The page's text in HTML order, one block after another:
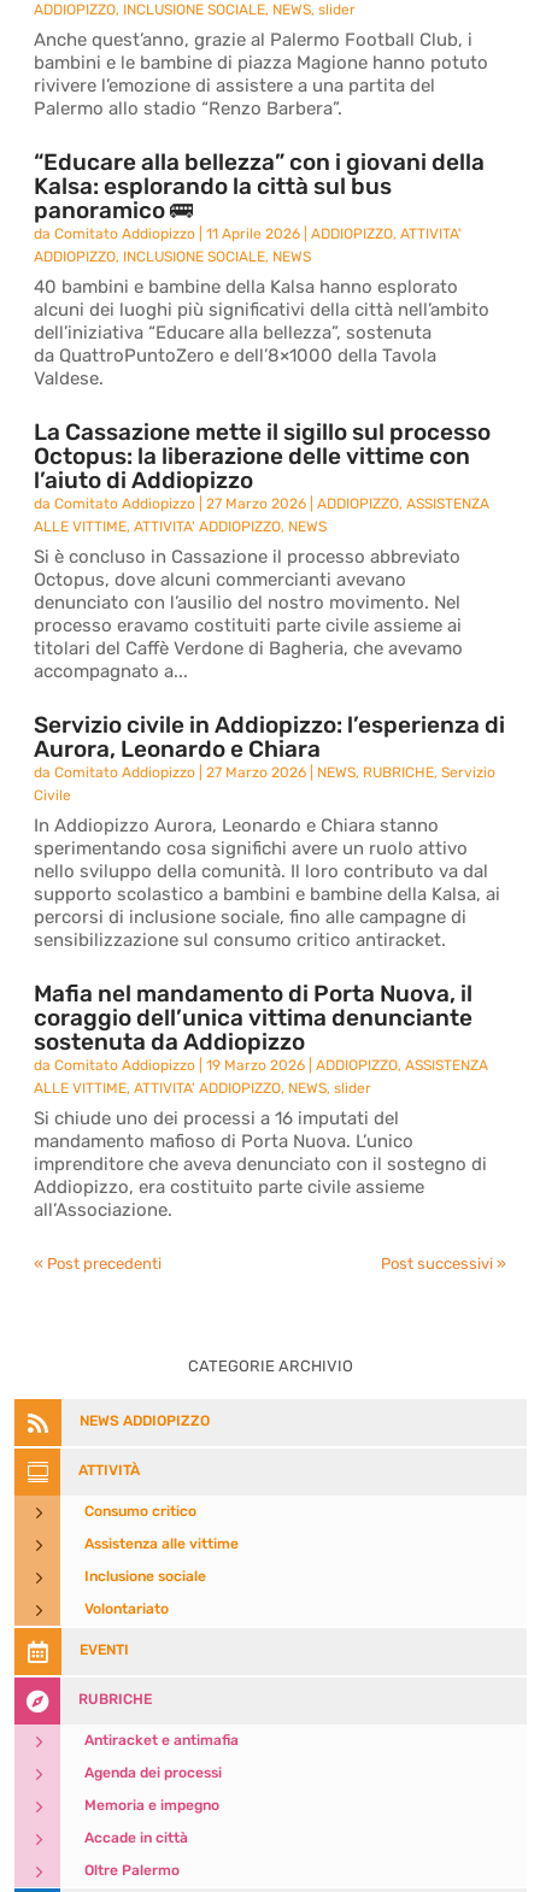
ADDIOPIZZO, INCLUSIONE SOCIALE, NEWS,slider
Anche quest’anno, grazie al Palermo Football Club, i
bambini e le bambine di piazza Magione hanno potuto
rivivere l’emozione di assistere a una partita del
Palermo allo stadio “Renzo Barbera”.
“Educare alla bellezza” con i giovani della
Kalsa: esplorando la città sul bus
panoramico 🚌
daComitato Addiopizzo |11 Aprile 2026 |ADDIOPIZZO,ATTIVITA'
ADDIOPIZZO, INCLUSIONE SOCIALE, NEWS
40 bambini e bambine della Kalsa hanno esplorato
alcuni dei luoghi più significativi della città nell’ambito
dell’iniziativa “Educare alla bellezza”, sostenuta
da QuattroPuntoZero e dell’8×1000 della Tavola
Valdese.
La Cassazione mette il sigillo sul processo
Octopus: la liberazione delle vittime con
l’aiuto di Addiopizzo
daComitato Addiopizzo |27 Marzo 2026 |ADDIOPIZZO,ASSISTENZA
ALLE VITTIME,ATTIVITA' ADDIOPIZZO, NEWS
Si è concluso in Cassazione il processo abbreviato
Octopus, dove alcuni commercianti avevano
denunciato con l’ausilio del nostro movimento. Nel
processo eravamo costituiti parte civile assieme ai
titolari del Caffè Verdone di Bagheria, che avevamo
accompagnato a...
Servizio civile in Addiopizzo: l’esperienza di
Aurora, Leonardo e Chiara
daComitato Addiopizzo |27 Marzo 2026 NEWS, RUBRICHE,Servizio
Civile
In Addiopizzo Aurora, Leonardo e Chiara stanno
sperimentando cosa significhi avere un ruolo attivo
nello sviluppo della comunità. Il loro contributo va dal
supporto scolastico a bambini e bambine della Kalsa, ai
percorsi di inclusione sociale, fino alle campagne di
sensibilizzazione sul consumo critico antiracket.
Mafia nel mandamento di Porta Nuova, il
coraggio dell’unica vittima denunciante
sostenuta da Addiopizzo
daComitato Addiopizzo |19 Marzo 2026 |ADDIOPIZZO,ASSISTENZA
ALLE VITTIME,ATTIVITA' ADDIOPIZZO, NEWS,slider
Si chiude uno dei processi a 16 imputati del
mandamento mafioso di Porta Nuova. L’unico
imprenditore che aveva denunciato con il sostegno di
Addiopizzo, era costituito parte civile assieme
all’Associazione.
« Post precedenti Post successivi »
CATEGORIE ARCHIVIO
 NEWS ADDIOPIZZO
 ATTIVITÀ
5 Consumo critico
5 Assistenza alle vittime
5 Inclusione sociale
5 Volontariato
 EVENTI
 RUBRICHE
5 Antiracket e antimafia
5 Agenda dei processi
5 Memoria e impegno
5 Accade in città
5 Oltre Palermo